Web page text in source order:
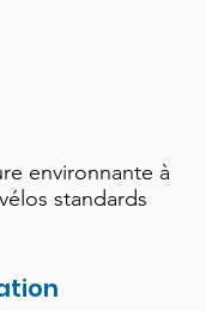
environnante à
standards